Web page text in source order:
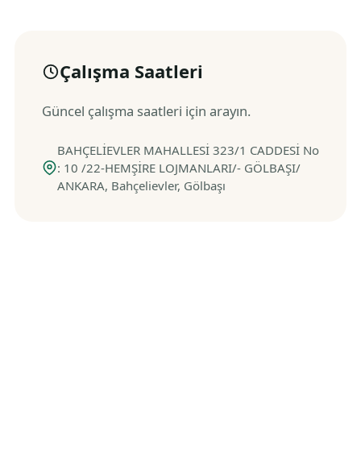
Çalışma Saatleri
Güncel çalışma saatleri için arayın.
BAHÇELİEVLER MAHALLESİ 323/1 CADDESİ No
: 10 /22-HEMŞİRE LOJMANLARI/- GÖLBAŞI/
ANKARA, Bahçelievler, Gölbaşı